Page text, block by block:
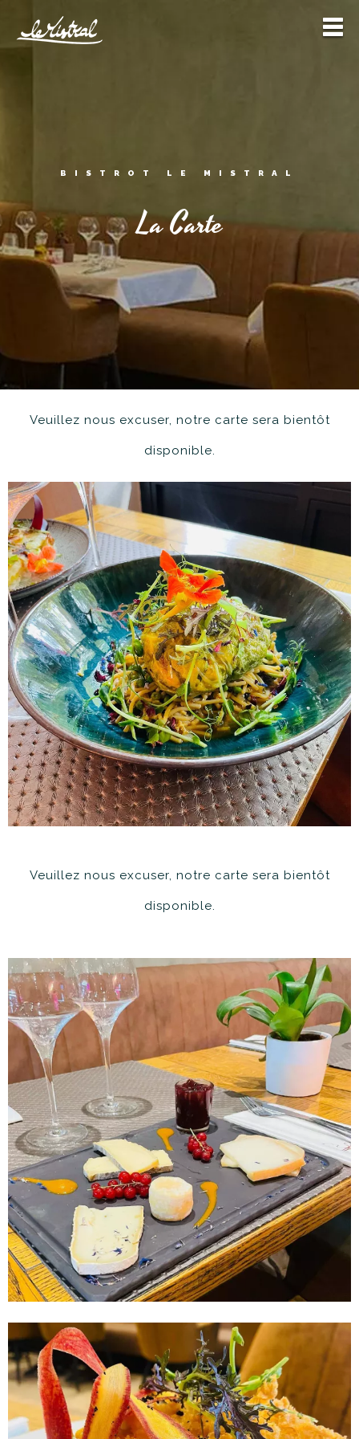
BISTROT LE MISTRAL
La Carte
Veuillez nous excuser, notre carte sera bientôt
disponible.
Veuillez nous excuser, notre carte sera bientôt
disponible.